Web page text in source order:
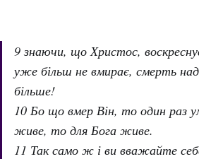
9 знаючи, що Христос,
уже більш не вмирає, смерть
більше!
10 Бо що вмер Він, то один раз
живе, то для Бога живе.
11 Так само ж і ви вважайте